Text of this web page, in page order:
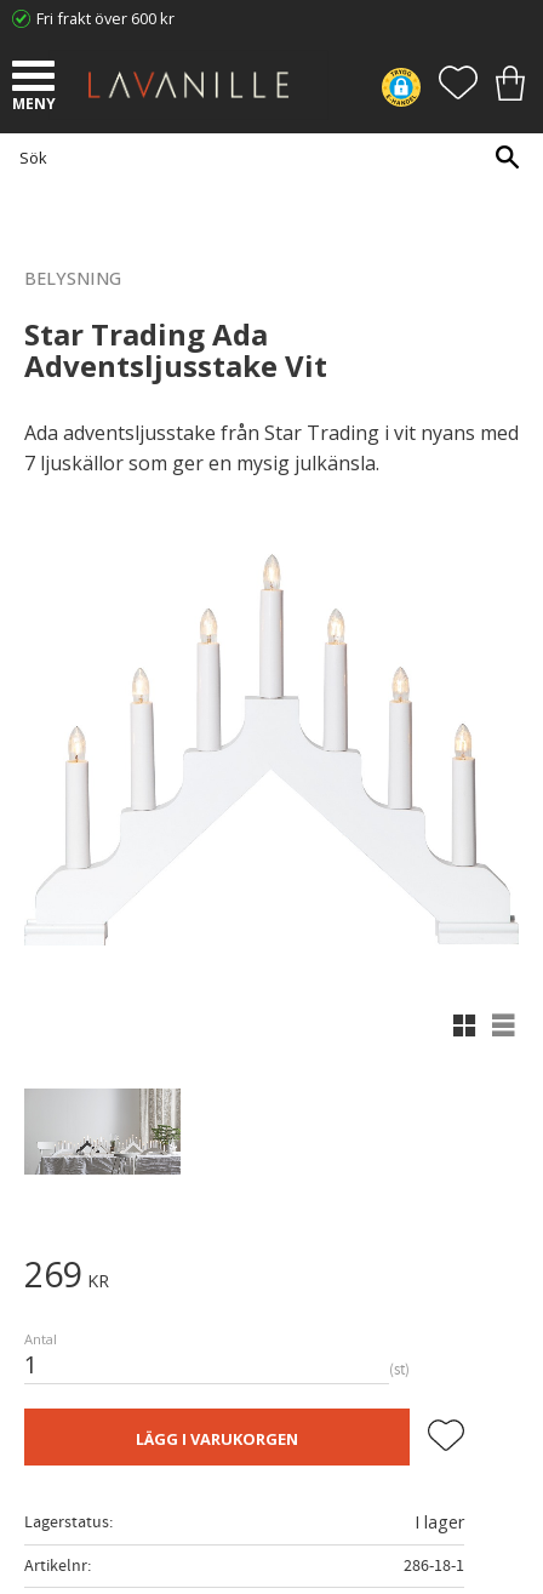
Fri frakt över 600 kr
BELYSNING
Star Trading Ada
Adventsljusstake Vit
Ada adventsljusstake från Star Trading i vit nyans med
7 ljuskällor som ger en mysig julkänsla.
269 KR
Antal
st
LÄGG I VARUKORGEN Lägg till i
Lagerstatus
I lager
Artikelnr
286-18-1